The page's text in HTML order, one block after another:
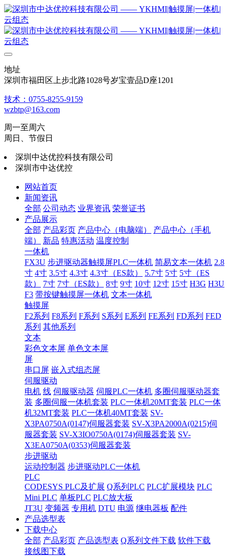
地址
深圳市福田区上步北路1028号岁宝壹品D座1201
技术：0755-8255-9159
wzbtp@163.com
周一至周六
周日、节假日
深圳中达优控科技有限公司
深圳市中达优控
网站首页
新闻资讯
全部 公司动态 业界资讯 荣誉证书
产品展示
全部 产品彩页 产品中心（电脑端）
产品中心（手机
端）
新品 特惠活动 温度控制
一体机
FX3U 步进驱动器触摸屏PLC一体机 简易文本一体机 2.8
寸 4寸 3.5寸 4.3寸 4.3寸（ES款） 5.7寸 5寸 5寸（ES
款）
7寸 7寸（ES款） 8寸 9寸 10寸 12寸 15寸 H3G H3U
F3 带按键触摸屏一体机 文本一体机
触摸屏
F2系列 F8系列 F系列 S系列 E系列 FE系列 FD系列 FED
系列 其他系列
文本
彩色文本屏 单色文本屏
屏
串口屏 嵌入式组态屏
伺服驱动
电机 线 伺服驱动器 伺服PLC一体机 多圈伺服驱动器套
装 多圈伺服一体机套装 PLC一体机20MT套装 PLC一体
机32MT套装 PLC一体机40MT套装 SV-
X3PA0750A(0147)伺服器套装 SV-X3PA2000A(0215)伺
服器套装 SV-X3IO0750A(0174)伺服器套装 SV-
X3EA0750A(0353)伺服器套装
步进驱动
运动控制器 步进驱动PLC一体机
PLC
CODESYS PLC及扩展 Q系列PLC PLC扩展模块 PLC
Mini PLC 单板PLC PLC放大板
JT3U 变频器 专用机 DTU 电源 继电器板 配件
产品选型表
下载中心
全部 产品彩页 产品选型表 Q系列文件下载 软件下载
接线图下载